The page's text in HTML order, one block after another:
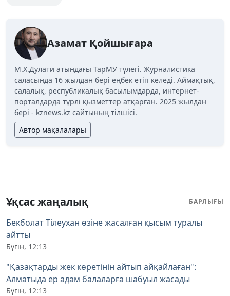
Азамат Қойшығара
М.Х.Дулати атындағы ТарМУ түлегі. Журналистика
саласында 16 жылдан бері еңбек етіп келеді. Аймақтық,
салалық, республикалық басылымдарда, интернет-
порталдарда түрлі қызметтер атқарған. 2025 жылдан
бері - kznews.kz сайтының тілшісі.
Автор мақалалары
Ұқсас жаңалық БАРЛЫҒЫ
Бекболат Тілеухан өзіне жасалған қысым туралы
айтты
Бүгін, 12:13
"Қазақтарды жек көретінін айтып айқайлаған":
Алматыда ер адам балаларға шабуыл жасады
Бүгін, 12:13